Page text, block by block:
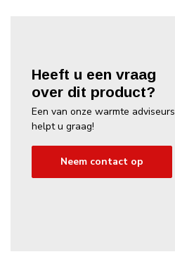
Heeft u een vraag
over dit product?
Een van onze warmte adviseurs
helpt u graag!
Neem contact op